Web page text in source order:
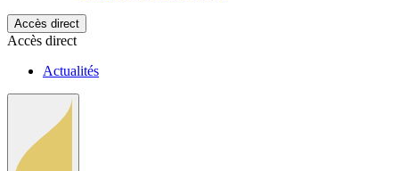
Accès direct
Accès direct
Actualités